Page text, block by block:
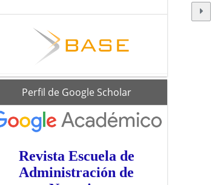
scholarPerfil de Google Scholar